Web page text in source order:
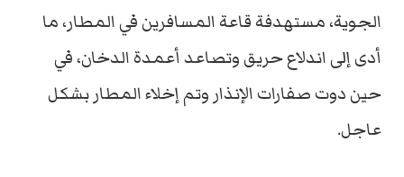
الجوية، مستهدفة قاعة المسافرين في المطار، ما
أدى إلى اندلاع حريق وتصاعد أعمدة الدخان، في
حين دوت صفارات الإنذار وتم إخلاء المطار بشكل
عاجل.